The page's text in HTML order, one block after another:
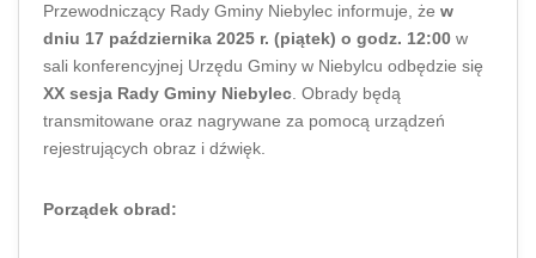
Przewodniczący Rady Gminy Niebylec informuje, że w
dniu 17 października 2025 r. (piątek) o godz. 12:00 w
sali konferencyjnej Urzędu Gminy w Niebylcu odbędzie się
XX sesja Rady Gminy Niebylec . Obrady będą
transmitowane oraz nagrywane za pomocą urządzeń
rejestrujących obraz i dźwięk.
Porządek obrad: